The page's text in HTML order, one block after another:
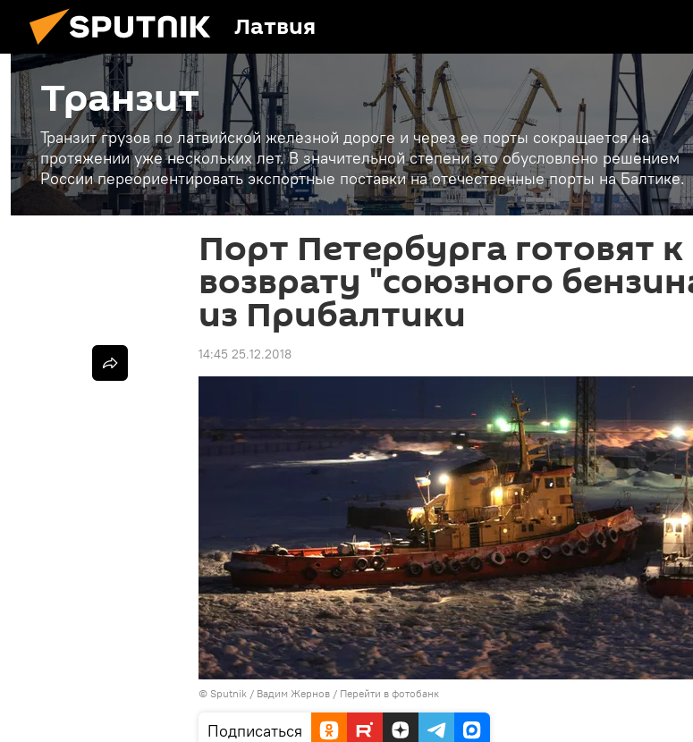
Латвия
Транзит
Транзит грузов по латвийской железной дороге и через ее порты сокращается на
протяжении уже нескольких лет. В значительной степени это обусловлено решением
России переориентировать экспортные поставки на отечественные порты на Балтике.
Порт Петербурга готовят к
возврату "союзного
из Прибалтики
14:45 25.12.2018
© Sputnik / Вадим Жернов / Перейти в фотобанк
Подписаться